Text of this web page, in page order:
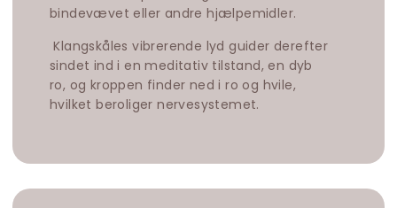
bindevævet eller andre hjælpemidler.
Klangskåles vibrerende lyd guider derefter
sindet ind i en meditativ tilstand, en dyb
ro, og kroppen finder ned i ro og hvile,
hvilket beroliger nervesystemet.